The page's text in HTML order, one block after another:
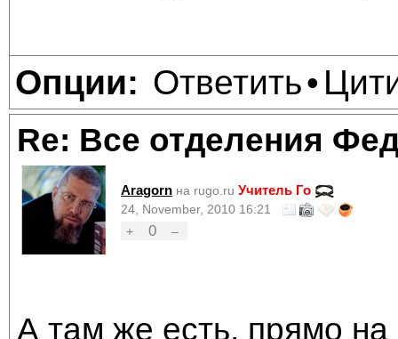
Опции: Ответить•
Re: Все отделения
Aragorn на rugo.ru Учитель Го
24, November, 2010 16:21
+
0 –
А там же есть, прямо на